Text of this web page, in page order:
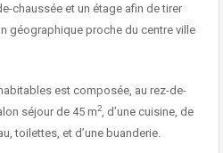
chaussée et un étage afin de tirer
géographique proche du centre ville
est composée, au rez-de-
séjour de 45 m2, d’une cuisine, de
toilettes, et d’une buanderie.